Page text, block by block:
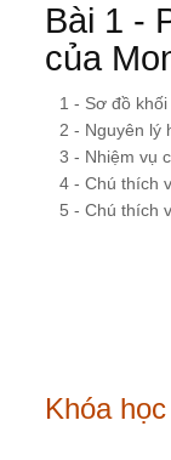
Bài 1 -
của
1 - Sơ đồ khối
2 - Nguyên lý
3 - Nhiệm vụ
4 - Chú thích
5 - Chú thích
Khóa